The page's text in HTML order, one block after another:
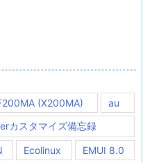
(X200MA)
au
カスタマイズ備忘録
Ecolinux
EMUI 8.0